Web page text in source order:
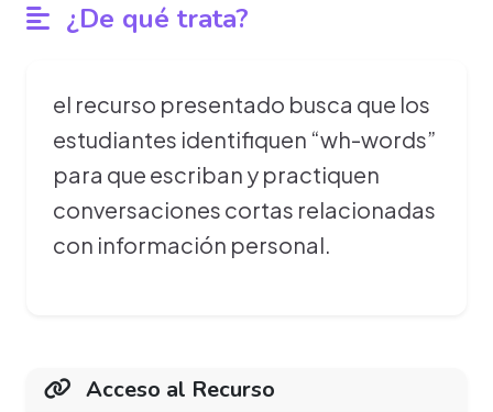
¿De qué trata?
el recurso presentado busca que los
estudiantes identifiquen “wh-words”
para que escriban y practiquen
conversaciones cortas relacionadas
con información personal.
Acceso al Recurso